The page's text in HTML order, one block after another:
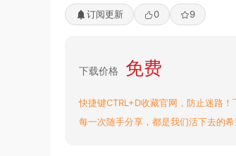
订阅更新 0 9
下载价格 免费
快捷键CTRL+D收藏官网，防止迷路
每一次随手分享，都是我们活下去的希